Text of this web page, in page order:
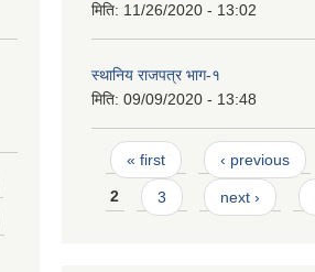
मिति: 11/26/2020 - 13:02
स्थानिय राजपत्र भाग-१
मिति: 09/09/2020 - 13:48
Pages
« first ‹ previous
2 3 next ›